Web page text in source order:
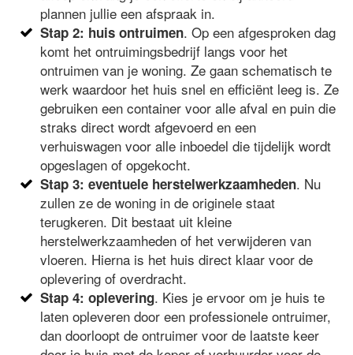
plannen jullie een afspraak in.
Stap 2: huis ontruimen. Op een afgesproken dag
komt het ontruimingsbedrijf langs voor het
ontruimen van je woning. Ze gaan schematisch te
werk waardoor het huis snel en efficiënt leeg is. Ze
gebruiken een container voor alle afval en puin die
straks direct wordt afgevoerd en een
verhuiswagen voor alle inboedel die tijdelijk wordt
opgeslagen of opgekocht.
Stap 3: eventuele herstelwerkzaamheden. Nu
zullen ze de woning in de originele staat
terugkeren. Dit bestaat uit kleine
herstelwerkzaamheden of het verwijderen van
vloeren. Hierna is het huis direct klaar voor de
oplevering of overdracht.
Stap 4: oplevering. Kies je ervoor om je huis te
laten opleveren door een professionele ontruimer,
dan doorloopt de ontruimer voor de laatste keer